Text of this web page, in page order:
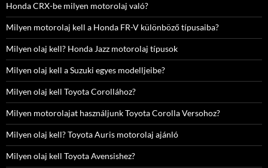
Honda CRX-be milyen motorolaj való?
Milyen motorolaj kell a Honda FR-V különböző típusaiba?
Milyen olaj kell? Honda Jazz motorolaj típusok
Milyen olaj kell a Suzuki egyes modelljeibe?
Milyen olaj kell Toyota Corollához?
Milyen motorolajat használjunk Toyota Corolla Versohoz?
Milyen olaj kell? Toyota Auris motorolaj ajánló
Milyen olaj kell Toyota Avensishez?